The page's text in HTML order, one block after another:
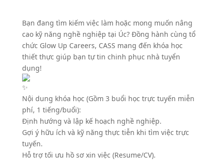
Bạn đang tìm kiếm việc làm hoặc mong muốn nâng
cao kỹ năng nghề nghiệp tại Úc? Đồng hành cùng tổ
chức Glow Up Careers, CASS mang đến khóa học
thiết thực giúp bạn tự tin chinh phục nhà tuyển
dụng!
Nội dung khóa học (Gồm 3 buổi học trực tuyến miễn
phí, 1 tiếng/buổi):
Định hướng và lập kế hoạch nghề nghiệp.
Gợi ý hữu ích và kỹ năng thực tiễn khi tìm việc trực
tuyến.
Hỗ trợ tối ưu hồ sơ xin việc (Resume/CV).